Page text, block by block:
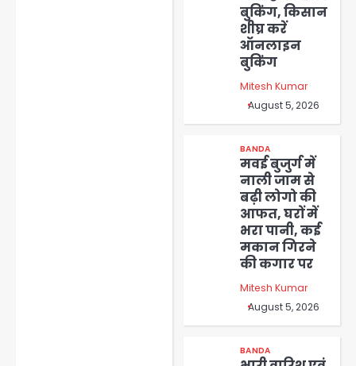
बुकिंग, किसान
शीघ्र करें
ऑनलाइन
बुकिंग
Mitesh Kumar
August 5, 2026
BANDA
मवई बुजुर्ग में
नाली जाम से
बढ़ी लोगो की
आफत, घरों में
भरा पानी, कई
मकान गिरने
की कगार पर
Mitesh Kumar
August 5, 2026
BANDA